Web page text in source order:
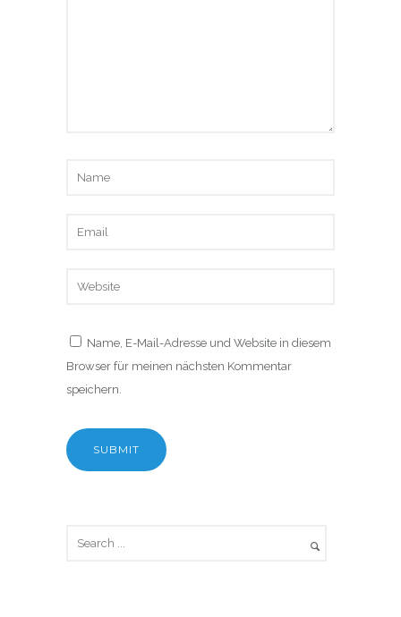
Name, E-Mail-Adresse und Website in diesem
Browser für meinen nächsten Kommentar
speichern.